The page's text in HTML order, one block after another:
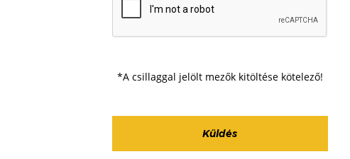
*A csillaggal jelölt mezők kitöltése kötelező!